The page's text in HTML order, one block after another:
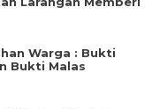
Warga : Bukti
Bukti Malas